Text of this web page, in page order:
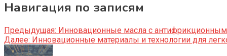
Навигация по записям
Предыдущая: Инновационные масла с
Далее: Инновационные материалы и технологии для